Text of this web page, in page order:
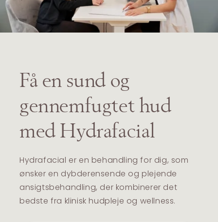
Få en sund og
gennemfugtet hud
med Hydrafacial
Hydrafacial er en behandling for dig, som
ønsker en dybderensende og plejende
ansigtsbehandling, der kombinerer det
bedste fra klinisk hudpleje og wellness.